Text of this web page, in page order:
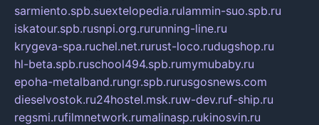
sarmiento.spb.suextelopedia.rulammin-suo.spb.ru
iskatour.spb.rusnpi.org.rurunning-line.ru
krygeva-spa.ruchel.net.rurust-loco.rudugshop.ru
hl-beta.spb.ruschool494.spb.rumymubaby.ru
epoha-metalband.rungr.spb.rurusgosnews.com
dieselvostok.ru24hostel.msk.ruw-dev.ruf-ship.ru
regsmi.rufilmnetwork.rumalinasp.rukinosvin.ru